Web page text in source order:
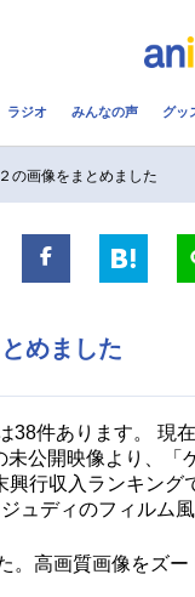
男性声優/
ラジオ みんなの声 グッ
の画像をまとめました
めました
38件あります。 現
公開映像より、「
興行収入ランキン
ュディのフィルム
。高画質画像をズ